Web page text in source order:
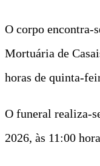
O corpo encontra-
Mortuária de
horas de quinta-
O funeral realiza-
2026, às 11:00